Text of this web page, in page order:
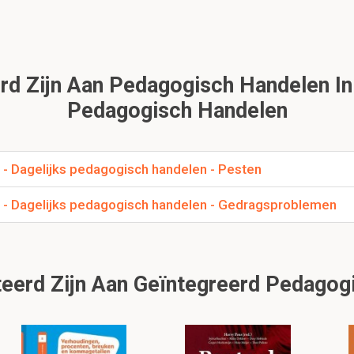
Zijn Aan Pedagogisch Handelen
Pedagogisch Handelen
Dagelijks pedagogisch handelen - Pesten
Dagelijks pedagogisch handelen - Gedragsproblemen
Zijn Aan Geïntegreerd